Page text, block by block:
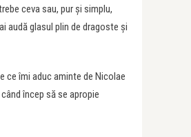
ceva sau, pur și simplu,
audă glasul plin de dragoste și
ce îmi aduc aminte de Nicolae
încep să se apropie